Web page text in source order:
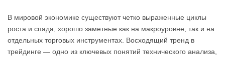
В мировой экономике существуют четко выраженные циклы
роста и спада, хорошо заметные как на макроуровне, так и на
отдельных торговых инструментах. Восходящий тренд в
трейдинге — одно из ключевых понятий технического анализа,